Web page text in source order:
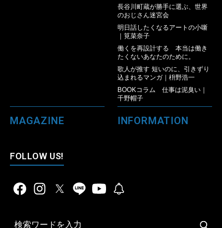
長谷川町蔵が勝手に選ぶ、世界
のおじさん迷宮会
明日話したくなるアートの小噺
｜筧菜奈子
働くを再設計する 本当は働き
たくないあなたのために。
歌人が推す 短いのに、引きずり
込まれるマンガ｜枡野浩一
BOOKコラム 仕事は泥臭い｜
千野帽子
MAGAZINE INFORMATION
FOLLOW US!